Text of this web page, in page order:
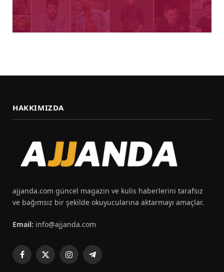
HAKKIMIZDA
ajjanda.com güncel magazin ve kulis haberlerini tarafsız
ve bağımsız bir şekilde okuyucularına aktarmayı amaçlar.
Email: info@ajjanda.com
Facebook
X
InstagramTelegram